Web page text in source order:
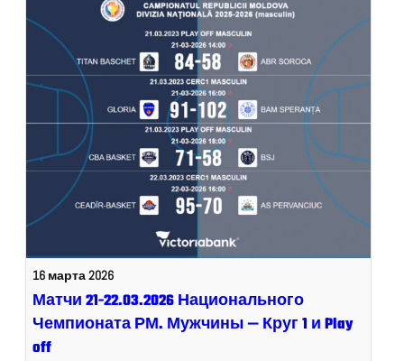
16 марта 2026
Матчи 21-22.03.2026 Национального
Чемпионата РМ. Мужчины — Круг 1 и Play
off